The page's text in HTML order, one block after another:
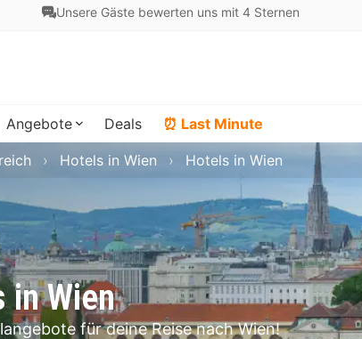
Unsere Gäste bewerten uns mit 4 Sternen
Angebote Deals ⏰ Last Minute
in Wien
für deine Reise nach Wien!
Hotels in Wien Hotels in Wien